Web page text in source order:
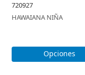
720927
HAWAIANA NIÑA
Opciones